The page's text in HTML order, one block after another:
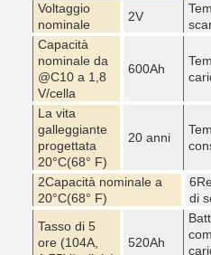
Voltaggio
nominale
2V
Capacità
nominale da
@C10 a 1,8
V/cella
600Ah
La vita
galleggiante
progettata
20°C(68° F)
20 anni
2Capacità nominale a
20°C(68° F)
di
Tasso di 5
ore (104A,
520Ah